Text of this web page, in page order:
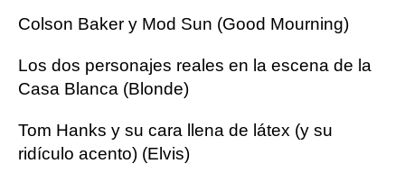
Colson Baker y Mod Sun (Good Mourning)
Los dos personajes reales en la escena de la
Casa Blanca (Blonde)
Tom Hanks y su cara llena de látex (y su
ridículo acento) (Elvis)